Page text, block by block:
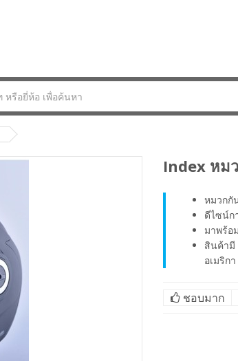
Index หม
หมวกกั
ดีไซน์ก
มาพร้อ
สินค้ามี
อเมริกา
ชอบมาก